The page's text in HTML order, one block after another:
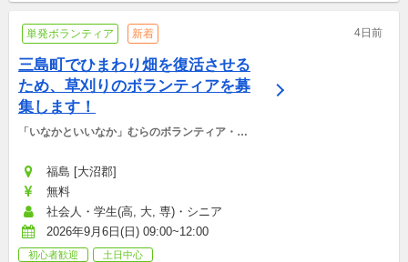
単発ボランティア 新着 4日前
三島町でひまわり畑を復活させる
ため、草刈りのボランティアを募
集します！
「いなかといいなか」むらのボランティア・マ
福島 [大沼郡]
無料
社会人・学生(高, 大, 専)・シニア
2026年9月6日(日) 09:00~12:00
初心者歓迎 土日中心